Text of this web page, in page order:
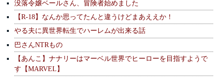
没落令嬢ベールさん、冒険者始めました
【R-18】なんか思ってたんと違うけどまあええか！
やる夫に異世界転生でハーレムが出来る話
巴さんNTRもの
【あんこ】ナナリーはマーベル世界でヒーローを目指すようで
す【MARVEL】